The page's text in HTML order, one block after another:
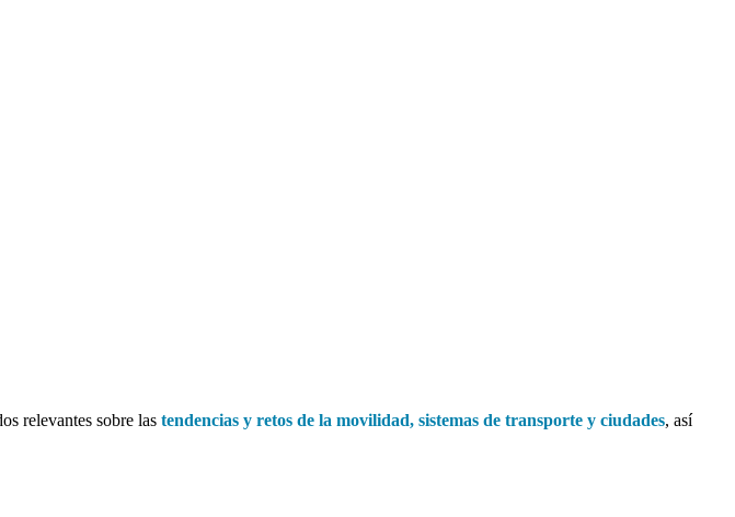
relevantes sobre las tendencias y retos de la movilidad, sistemas de transporte y ciudades, así